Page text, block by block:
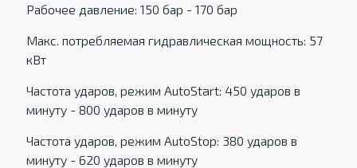
Рабочее давление: 150 бар - 170 бар
Макс. потребляемая гидравлическая мощность: 57
кВт
Частота ударов, режим AutoStart: 450 ударов в
минуту - 800 ударов в минуту
Частота ударов, режим AutoStop: 380 ударов в
минуту - 620 ударов в минуту